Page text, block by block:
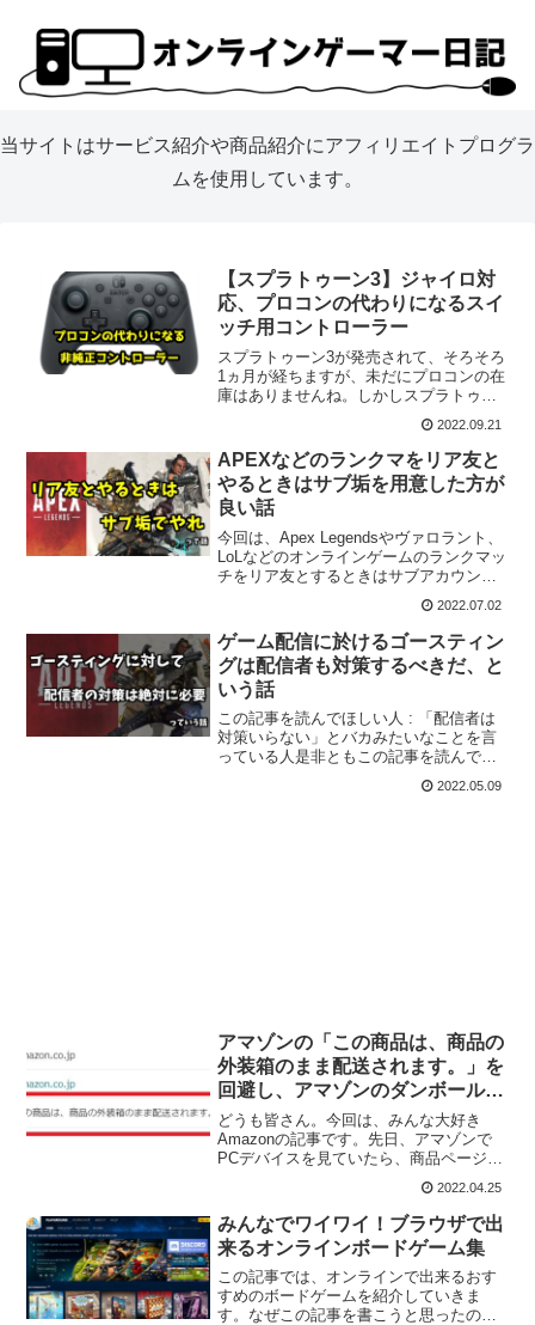
当サイトはサービス紹介や商品紹介にアフィリエイトプログラ
ムを使用しています。
【スプラトゥーン3】ジャイロ対
応、プロコンの代わりになるスイ
ッチ用コントローラー
スプラトゥーン3が発売されて、そろそろ
1ヵ月が経ちますが、未だにプロコンの在
庫はありませんね。しかしスプラトゥー
す。じゃあその辺の適当なスイッチ用の
コントローラーで良いじゃないか。と思
うかもしれませんが、...
2022.09.21
APEXなどのランクマをリア友と
やるときはサブ垢を用意した方が
良い話
今回は、Apex Legendsやヴァロラント、
LoLなどのオンラインゲームのランクマッ
チをリア友とするときはサブアカウント
話は私が実際にリア友とやって思ったこ
とを書いています。全部が全部そうでは
ないにし...
2022.07.02
ゲーム配信に於けるゴースティン
グは配信者も対策するべきだ、と
いう話
この記事を読んでほしい人 : 「配信者は
対策いらない」とバカみたいなことを言
っている人是非ともこの記事を読んで、
自分がどれだけ常識外れのことを言って
いるのか知ってもらいたいです。2022.05.09
アマゾンの「この商品は、商品の
外装箱のまま配送されます。」を
回避し、アマゾンのダンボールで
発送してもらう方法
どうも皆さん。今回は、みんな大好き
Amazonの記事です。先日、アマゾンで
PCデバイスを見ていたら、商品ページに
「この商品は、商品の外装箱のまま配送
されます。」と書かれていました。追記:
同じ商品を確認した...
2022.04.25
みんなでワイワイ！ブラウザで出
来るオンラインボードゲーム集
この記事では、オンラインで出来るおす
すめのボードゲームを紹介していきま
す。なぜこの記事を書こうと思ったのか